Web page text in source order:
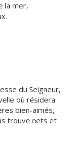
la mer,
du Seigneur,
où résidera
bien-aimés,
trouve nets et